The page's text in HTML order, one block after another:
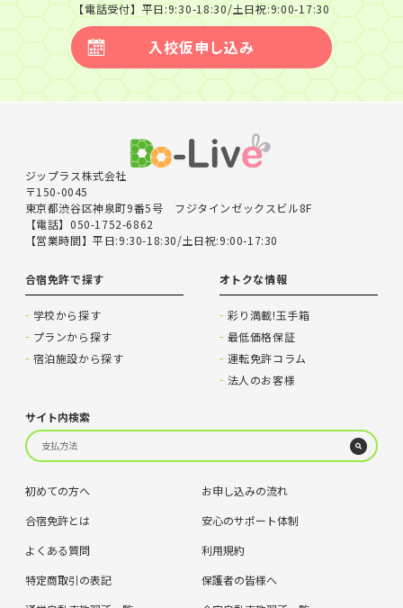
【電話受付】平日:9:30-18:30/土日祝:9:00-17:30
入校仮申し込み
ジップラス株式会社
〒150-0045
東京都渋谷区神泉町9番5号 フジタインゼックスビル8F
【電話】050-1752-6862
【営業時間】平日:9:30-18:30/土日祝:9:00-17:30
合宿免許で探す
学校から探す
プランから探す
宿泊施設から探す
オトクな情報
彩り満載!玉手箱
最低価格保証
運転免許コラム
法人のお客様
サイト内検索
初めての方へ
お申し込みの流れ
合宿免許とは
安心のサポート体制
よくある質問
利用規約
特定商取引の表記
保護者の皆様へ